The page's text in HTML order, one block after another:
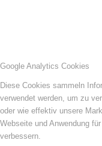
Google Analytics Cookies
Diese Cookies sammeln
verwendet werden, um zu
oder wie effektiv unsere
Webseite und Anwendung
verbessern.